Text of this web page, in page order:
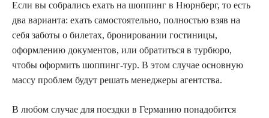
Если вы собрались ехать на шоппинг в Нюрнберг, то есть
два варианта: ехать самостоятельно, полностью взяв на
себя заботы о билетах, бронировании гостиницы,
оформлению документов, или обратиться в турбюро,
чтобы оформить шоппинг-тур. В этом случае основную
массу проблем будут решать менеджеры агентства.
В любом случае для поездки в Германию понадобится